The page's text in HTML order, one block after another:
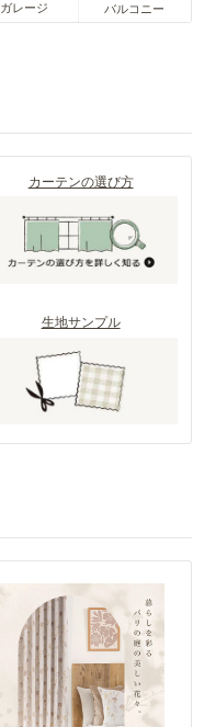
ガレージ バルコニー
カーテンの選び方
生地サンプル